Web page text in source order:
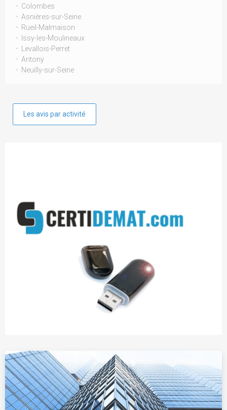
Colombes
Asnières-sur-Seine
Rueil-Malmaison
Issy-les-Moulineaux
Levallois-Perret
Antony
Neuilly-sur-Seine
Les avis par activité